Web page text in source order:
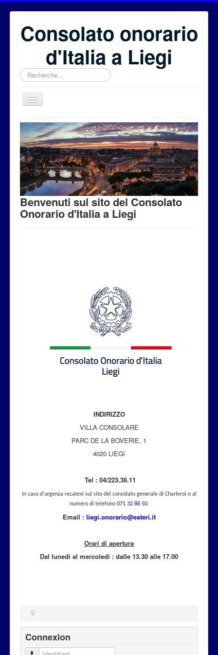
Consolato onorario
d'Italia a Liegi
Rechercher
Benvenuti
Il Consolato onorario
Il Consolato Generale
Eventi
Fondazione Euritalia
Per i cittadini
Benvenuti sul sito del Consolato
Onorario d'Italia a Liegi
INDIRIZZO
VILLA CONSOLARE
PARC DE LA BOVERIE, 1
4020 LIEGI
Tel : 04/223.36.11
In caso d’urgenza recatevi sul sito del consolato generale di Charleroi o al
numero di telefono 071 32 86 50.
Email : liegi.onorario@esteri.it
Orari di apertura
Dal lunedì al mercoledì : dalle 13.30 alle 17.00
Connexion